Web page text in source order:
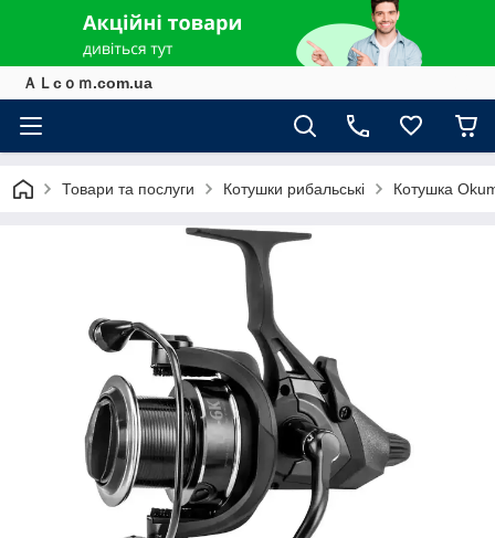
ＡＬcｏｍ.com.ua
Товари та послуги Котушки рибальські Котушка